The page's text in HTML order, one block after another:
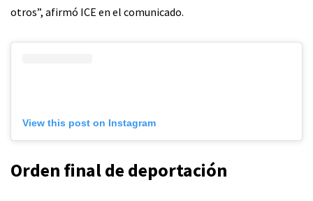
otros”, afirmó ICE en el comunicado.
View this post on Instagram
Orden final de deportación